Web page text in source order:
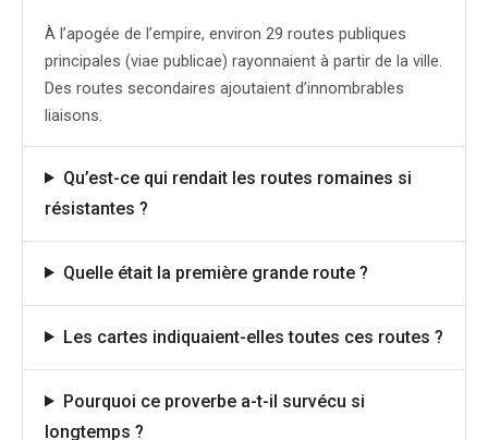
À l’apogée de l’empire, environ 29 routes publiques
principales (viae publicae) rayonnaient à partir de la ville.
Des routes secondaires ajoutaient d’innombrables
liaisons.
Qu’est-ce qui rendait les routes romaines si
résistantes ?
Quelle était la première grande route ?
Les cartes indiquaient-elles toutes ces routes ?
Pourquoi ce proverbe a-t-il survécu si
longtemps ?